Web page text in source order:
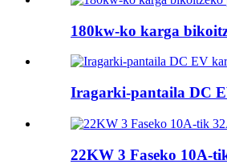
180kw-ko karga
Iragarki-pantaila DC
22KW 3 Faseko 10A-